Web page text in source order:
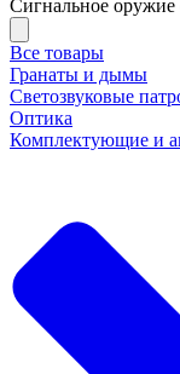
Сигнальное
Все товары
Гранаты и дымы
Светозвуковые
Оптика
Комплектующие и